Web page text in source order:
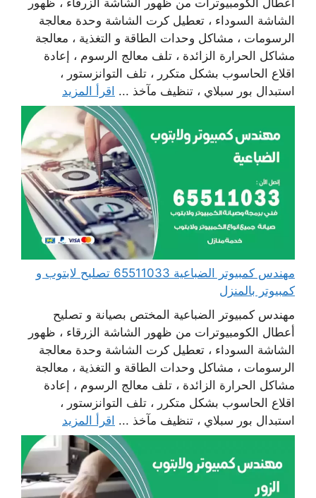
الشاشة السوداء ، تعطيل كرت الشاشة وحدة معالجة
الرسومات ، مشاكل وحدات الطاقة و التغذية ، معالجة
مشاكل الحرارة الزائدة ، تلف معالج الرسوم ، إعادة
اقلاع الحاسوب بشكل متكرر ، تلف التوانزستور ،
استبدال بور سبلاي ، تنظيف مآخذ ... اقرأ المزيد
مهندس كمبيوتر الضباعية 65511033 تصليح لابتوب و
كمبيوتر بالمنزل
مهندس كمبيوتر الضباعية المختص بصيانة و تصليح
أعطال الكومبيوترات من ظهور الشاشة الزرقاء ، ظهور
الشاشة السوداء ، تعطيل كرت الشاشة وحدة معالجة
الرسومات ، مشاكل وحدات الطاقة و التغذية ، معالجة
مشاكل الحرارة الزائدة ، تلف معالج الرسوم ، إعادة
اقلاع الحاسوب بشكل متكرر ، تلف التوانزستور ،
استبدال بور سبلاي ، تنظيف مآخذ ... اقرأ المزيد